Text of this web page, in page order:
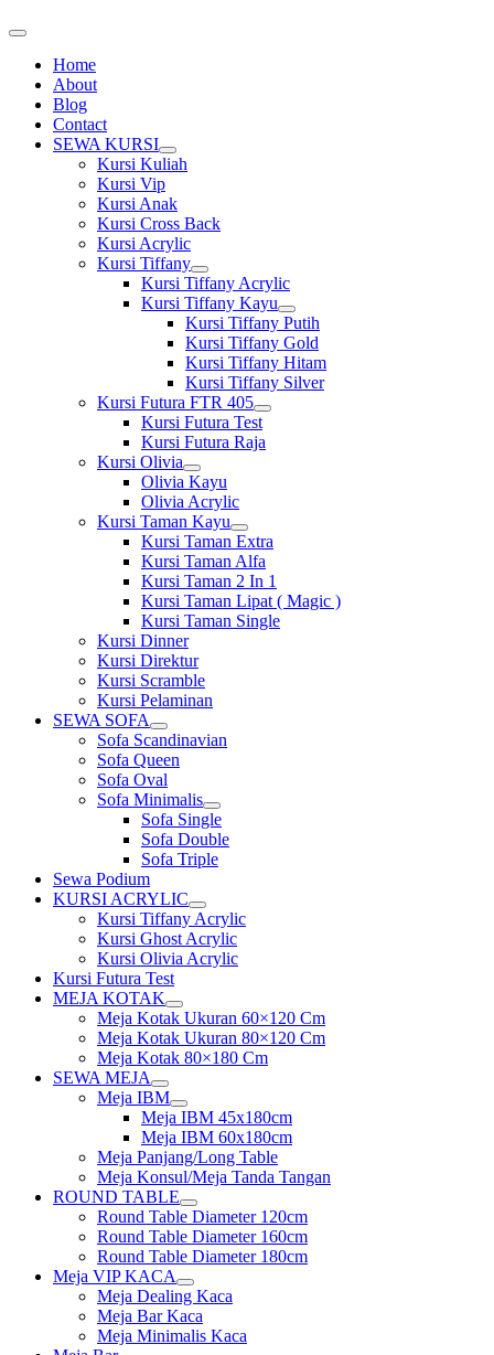
Home
About
Blog
Contact
SEWA KURSI
Show
sub
Kursi Kuliah
Kursi Vip
Kursi Anak
Kursi Cross Back
Kursi Acrylic
Kursi Tiffany
Show
sub
menu
Kursi Tiffany Acrylic
Kursi Tiffany Kayu
Show
sub
menu
Kursi Tiffany Putih
Kursi Tiffany Gold
Kursi Tiffany Hitam
Kursi Tiffany Silver
Kursi Futura FTR 405
Show
sub
menu
Kursi Futura Test
Kursi Futura Raja
Kursi Olivia
Show
sub
menu
Olivia Kayu
Olivia Acrylic
Kursi Taman Kayu
Show
sub
menu
Kursi Taman Extra
Kursi Taman Alfa
Kursi Taman 2 In 1
Kursi Taman Lipat ( Magic )
Kursi Taman Single
Kursi Dinner
Kursi Direktur
Kursi Scramble
Kursi Pelaminan
SEWA SOFA
Show
sub
menu
Sofa Scandinavian
Sofa Queen
Sofa Oval
Sofa Minimalis
Show
sub
menu
Sofa Single
Sofa Double
Sofa Triple
Sewa Podium
KURSI ACRYLIC
Show
sub
menu
Kursi Tiffany Acrylic
Kursi Ghost Acrylic
Kursi Olivia Acrylic
Kursi Futura Test
MEJA KOTAK
Show
sub
menu
Meja Kotak Ukuran 60×120 Cm
Meja Kotak Ukuran 80×120 Cm
Meja Kotak 80×180 Cm
SEWA MEJA
Show
sub
menu
Meja IBM
Show
sub
menu
Meja IBM 45x180cm
Meja IBM 60x180cm
Meja Panjang/Long Table
Meja Konsul/Meja Tanda Tangan
ROUND TABLE
Show
sub
menu
Round Table Diameter 120cm
Round Table Diameter 160cm
Round Table Diameter 180cm
Meja VIP KACA
Show
sub
menu
Meja Dealing Kaca
Meja Bar Kaca
Meja Minimalis Kaca